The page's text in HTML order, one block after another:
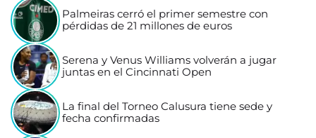
Palmeiras cerró el primer semestre con
pérdidas de 21 millones de euros
Serena y Venus Williams volverán a jugar
juntas en el Cincinnati Open
La final del Torneo Calusura tiene sede y
fecha confirmadas